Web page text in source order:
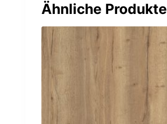
Ähnliche Produkte